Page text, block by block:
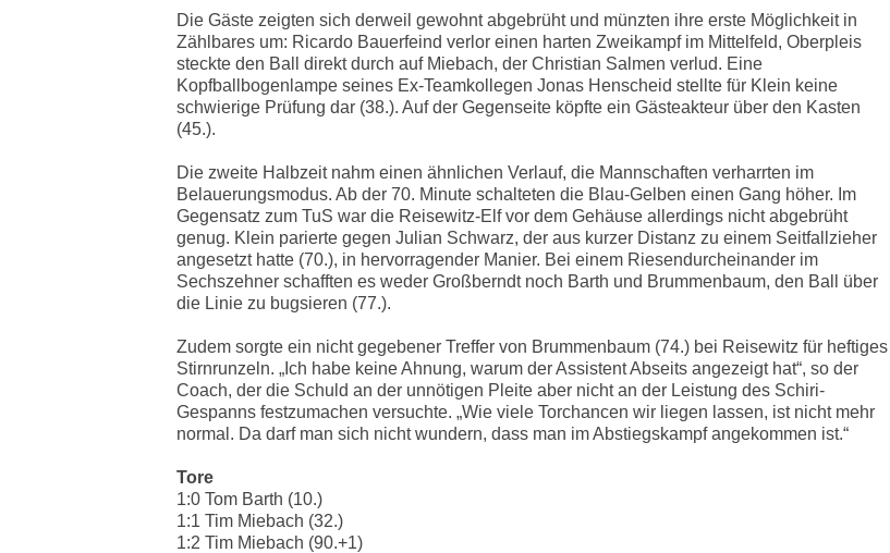
Die Gäste zeigten sich derweil gewohnt abgebrüht und münzten ihre erste Möglichkeit in
Zählbares um: Ricardo Bauerfeind verlor einen harten Zweikampf im Mittelfeld, Oberpleis
steckte den Ball direkt durch auf Miebach, der Christian Salmen verlud. Eine
Kopfballbogenlampe seines Ex-Teamkollegen Jonas Henscheid stellte für Klein keine
schwierige Prüfung dar (38.). Auf der Gegenseite köpfte ein Gästeakteur über den Kasten
(45.).
Die zweite Halbzeit nahm einen ähnlichen Verlauf, die Mannschaften verharrten im
Belauerungsmodus. Ab der 70. Minute schalteten die Blau-Gelben einen Gang höher. Im
Gegensatz zum TuS war die Reisewitz-Elf vor dem Gehäuse allerdings nicht abgebrüht
genug. Klein parierte gegen Julian Schwarz, der aus kurzer Distanz zu einem Seitfallzieher
angesetzt hatte (70.), in hervorragender Manier. Bei einem Riesendurcheinander im
Sechszehner schafften es weder Großberndt noch Barth und Brummenbaum, den Ball über
die Linie zu bugsieren (77.).
Zudem sorgte ein nicht gegebener Treffer von Brummenbaum (74.) bei Reisewitz für heftiges
Stirnrunzeln. „Ich habe keine Ahnung, warum der Assistent Abseits angezeigt hat“, so der
Coach, der die Schuld an der unnötigen Pleite aber nicht an der Leistung des Schiri-
Gespanns festzumachen versuchte. „Wie viele Torchancen wir liegen lassen, ist nicht mehr
normal. Da darf man sich nicht wundern, dass man im Abstiegskampf angekommen ist.“
Tore
1:0 Tom Barth (10.)
1:1 Tim Miebach (32.)
1:2 Tim Miebach (90.+1)